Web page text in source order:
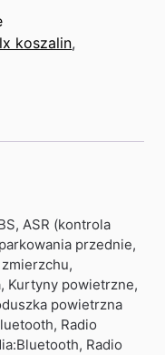
koszalin,
ASR (kontrola
przednie,
Kurtyny powietrzne,
powietrzna
Radio
Radio